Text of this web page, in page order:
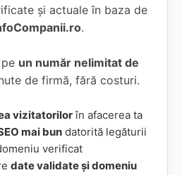
și actuale în baza de
.
un număr nelimitat de
de firmă, fără costuri.
vizitatorilorîn afacerea ta
mai bun datorită legăturii
verificat
date validate și domeniu